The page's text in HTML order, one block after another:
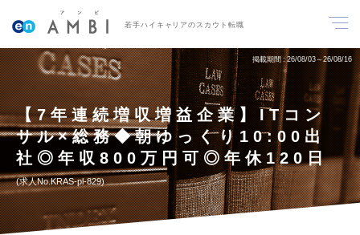
若手ハイキャリアのスカウト転職
掲載期間 26/08/03～26/08/16
【7年連続増収増益企業】ITコン
サル×総務◆朝ゆっくり10:00出
社◎年収800万円可◎年休120日
求人No.KRAS-pl-829